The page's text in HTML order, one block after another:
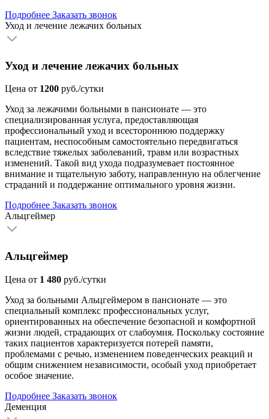
Подробнее Заказать звонок
Уход и лечение лежачих больных
Уход и лечение лежачих больных
Цена от 1200 руб./сутки
Уход за лежачими больными в пансионате — это
специализированная услуга, предоставляющая
профессиональный уход и всестороннюю поддержку
пациентам, неспособным самостоятельно передвигаться
вследствие тяжелых заболеваний, травм или возрастных
изменений. Такой вид ухода подразумевает постоянное
внимание и тщательную заботу, направленную на облегчение
страданий и поддержание оптимального уровня жизни.
Подробнее Заказать звонок
Альцгеймер
Альцгеймер
Цена от 1 480 руб./сутки
Уход за больными Альцгеймером в пансионате — это
специальный комплекс профессиональных услуг,
ориентированных на обеспечение безопасной и комфортной
жизни людей, страдающих от слабоумия. Поскольку состояние
таких пациентов характеризуется потерей памяти,
проблемами с речью, изменением поведенческих реакций и
общим снижением независимости, особый уход приобретает
особое значение.
Подробнее Заказать звонок
Деменция